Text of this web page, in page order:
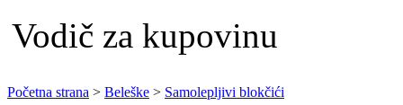
Vodič za kupovinu
Početna strana > Beleške > Samolepljivi blokčići